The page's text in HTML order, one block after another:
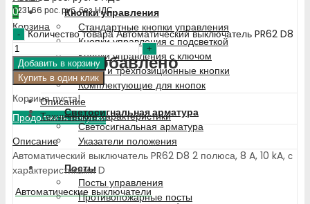
0
Корзина
Недавно добавлено
Корзина пуста!
Продолжить покупки
Кнопки управления
Стандартные кнопки управления
Кнопки управления с подсветкой
Кнопки управления с ключом
Двух- и трехпозиционные кнопки
Комплектующие для кнопок
Светосигнальная арматура
Светосигнальная арматура
Указатели положения
Посты
Посты управления
Противопожарные посты
1 231.66 рос. руб.без НДС
Количество товара Автоматический выключатель PR62 D8
Добавить в корзину
Купить в один клик
Описание
Технические характеристики
Описание
Автоматический выключатель PR62 D8 2 полюса, 8 A, 10 kA, с
характеристиками D
Автоматические выключатели